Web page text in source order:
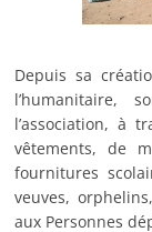
Depuis sa
l’humanitaire,
l’association, à
vêtements, de
fournitures
veuves,
aux Personnes